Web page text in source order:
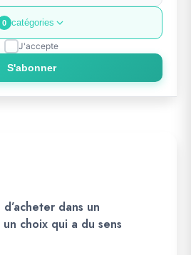
0 catégories
J'accepte
S'abonner
dans un
choix qui a du sens